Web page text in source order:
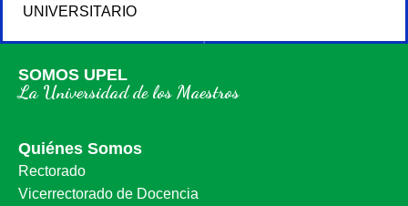
UNIVERSITARIO
SOMOS UPEL
La Universidad de los Maestros
Quiénes Somos
Rectorado
Vicerrectorado de Docencia